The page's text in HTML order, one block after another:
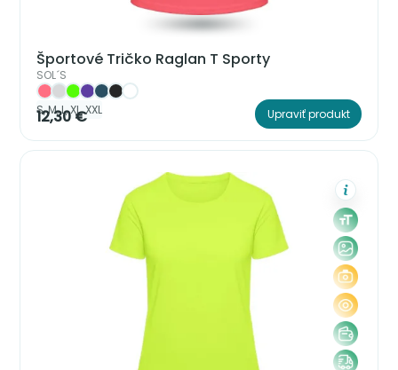
Športové Tričko Raglan T Sporty
SOL´S
S, M, L, XL, XXL
12,30 € Upraviť produkt